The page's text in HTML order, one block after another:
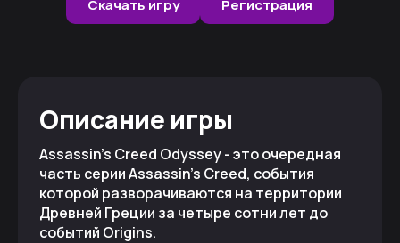
Скачать игру Регистрация
Описание игры
Assassin's Creed Odyssey - это очередная
часть серии Assassin's Creed, события
которой разворачиваются на территории
Древней Греции за четыре сотни лет до
событий Origins.